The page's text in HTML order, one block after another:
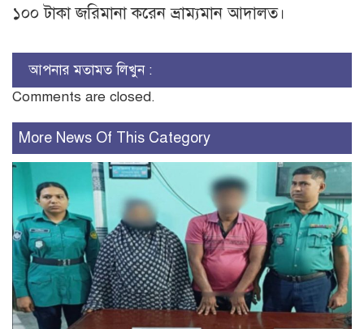
১০০ টাকা জরিমানা করেন ভ্রাম্যমান আদালত।
আপনার মতামত লিখুন :
Comments are closed.
More News Of This Category